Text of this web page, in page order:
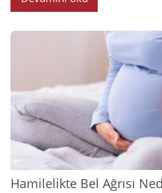
Hamilelikte Bel Ağrısı